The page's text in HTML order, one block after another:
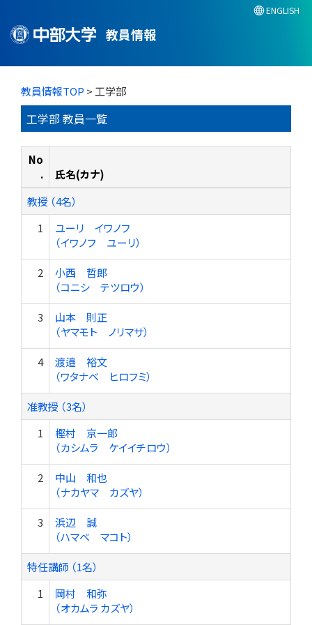
教員情報
ENGLISH
教員情報TOP > 工学部
工学部 教員一覧
No
.
氏名(カナ)
教授 （4名）
1
ユーリ イワノフ
（イワノフ ユーリ）
2
小西 哲郎
（コニシ テツロウ）
3
山本 則正
（ヤマモト ノリマサ）
4
渡邉 裕文
（ワタナベ ヒロフミ）
准教授 （3名）
1
樫村 京一郎
（カシムラ ケイイチロウ）
2
中山 和也
（ナカヤマ カズヤ）
3
浜辺 誠
（ハマベ マコト）
特任講師 （1名）
1
岡村 和弥
（オカムラ カズヤ）